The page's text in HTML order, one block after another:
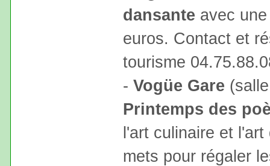
dansante avec
euros. Contact et
tourisme
- Vogüe Gare
Printemps des
l'art culinaire et
mets pour régaler